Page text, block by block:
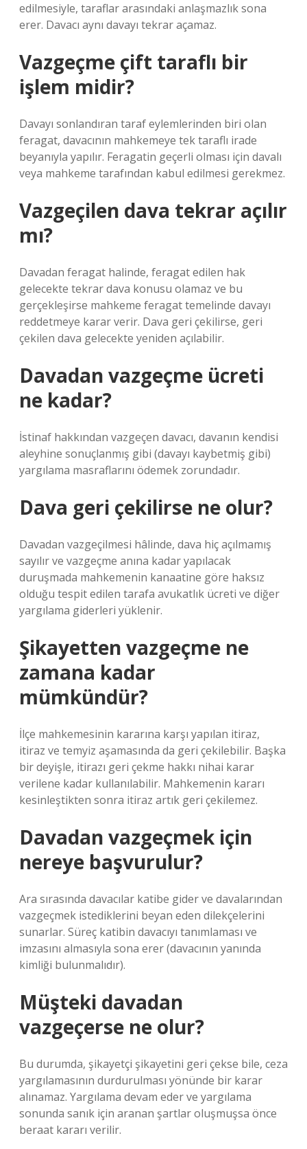
edilmesiyle, taraflar arasındaki anlaşmazlık sona
erer. Davacı aynı davayı tekrar açamaz.
Vazgeçme çift taraflı bir
işlem midir?
Davayı sonlandıran taraf eylemlerinden biri olan
feragat, davacının mahkemeye tek taraflı irade
beyanıyla yapılır. Feragatin geçerli olması için davalı
veya mahkeme tarafından kabul edilmesi gerekmez.
Vazgeçilen dava tekrar açılır
mı?
Davadan feragat halinde, feragat edilen hak
gelecekte tekrar dava konusu olamaz ve bu
gerçekleşirse mahkeme feragat temelinde davayı
reddetmeye karar verir. Dava geri çekilirse, geri
çekilen dava gelecekte yeniden açılabilir.
Davadan vazgeçme ücreti
ne kadar?
İstinaf hakkından vazgeçen davacı, davanın kendisi
aleyhine sonuçlanmış gibi (davayı kaybetmiş gibi)
yargılama masraflarını ödemek zorundadır.
Dava geri çekilirse ne olur?
Davadan vazgeçilmesi hâlinde, dava hiç açılmamış
sayılır ve vazgeçme anına kadar yapılacak
duruşmada mahkemenin kanaatine göre haksız
olduğu tespit edilen tarafa avukatlık ücreti ve diğer
yargılama giderleri yüklenir.
Şikayetten vazgeçme ne
zamana kadar
mümkündür?
İlçe mahkemesinin kararına karşı yapılan itiraz,
itiraz ve temyiz aşamasında da geri çekilebilir. Başka
bir deyişle, itirazı geri çekme hakkı nihai karar
verilene kadar kullanılabilir. Mahkemenin kararı
kesinleştikten sonra itiraz artık geri çekilemez.
Davadan vazgeçmek için
nereye başvurulur?
Ara sırasında davacılar katibe gider ve davalarından
vazgeçmek istediklerini beyan eden dilekçelerini
sunarlar. Süreç katibin davacıyı tanımlaması ve
imzasını almasıyla sona erer (davacının yanında
kimliği bulunmalıdır).
Müşteki davadan
vazgeçerse ne olur?
Bu durumda, şikayetçi şikayetini geri çekse bile, ceza
yargılamasının durdurulması yönünde bir karar
alınamaz. Yargılama devam eder ve yargılama
sonunda sanık için aranan şartlar oluşmuşsa önce
beraat kararı verilir.